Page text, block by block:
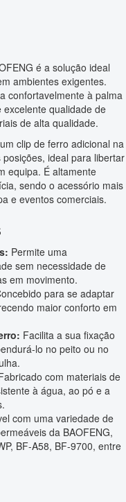
é a solução ideal
ambientes exigentes.
confortavelmente à palma
qualidade de
de alta qualidade.
clip de ferro adicional na
ideal para libertar
equipa. É altamente
sendo o acessório mais
e eventos comerciais.
Permite uma
sem necessidade de
em movimento.
para se adaptar
maior conforto em
Facilita a sua fixação
lo no peito ou no
com materiais de
à água, ao pó e a
com uma variedade de
da BAOFENG,
BF-A58, BF-9700, entre